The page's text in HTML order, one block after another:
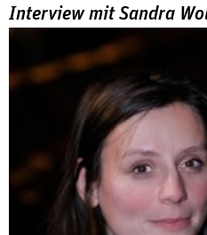
Interview mit Sandra